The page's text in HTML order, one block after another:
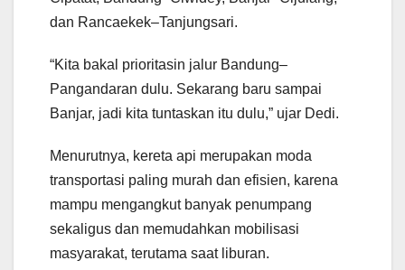
dan Rancaekek–Tanjungsari.
“Kita bakal prioritasin jalur Bandung–
Pangandaran dulu. Sekarang baru sampai
Banjar, jadi kita tuntaskan itu dulu,” ujar Dedi.
Menurutnya, kereta api merupakan moda
transportasi paling murah dan efisien, karena
mampu mengangkut banyak penumpang
sekaligus dan memudahkan mobilisasi
masyarakat, terutama saat liburan.